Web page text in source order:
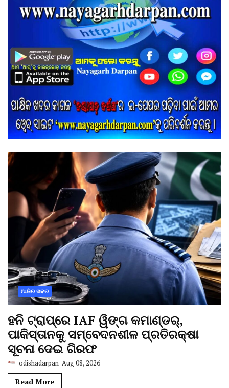
ଆଜିର ଖବର
ହନି ଟ୍ରାପ୍‌ରେ IAF ୱିଙ୍ଗ କମାଣ୍ଡର୍,
ପାକିସ୍ତାନକୁ ସମ୍ବେଦନଶୀଳ ପ୍ରତିରକ୍ଷା
ସୂଚନା ଦେଇ ଗିରଫ
odishadarpan Aug 08, 2026
Read More